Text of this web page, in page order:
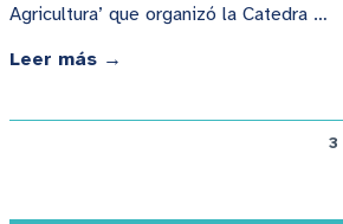
Agricultura’ que organizó la Catedra …
Leer más →
3